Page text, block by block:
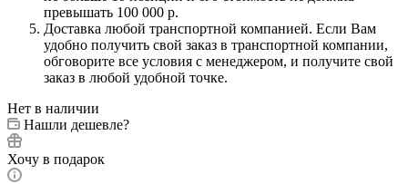
превышать 100 000 р.
Доставка любой транспортной компанией. Если Вам
удобно получить свой заказ в транспортной компании,
обговорите все условия с менеджером, и получите свой
заказ в любой удобной точке.
Нет в наличии
Нашли дешевле?
Хочу в подарок